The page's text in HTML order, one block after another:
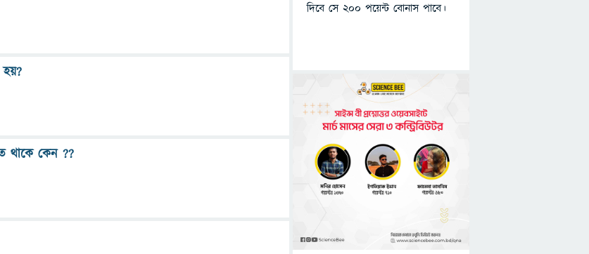
হয়?
থাকে কেন ??
দিবে সে ২০০ পয়েন্ট বোনাস পাবে।